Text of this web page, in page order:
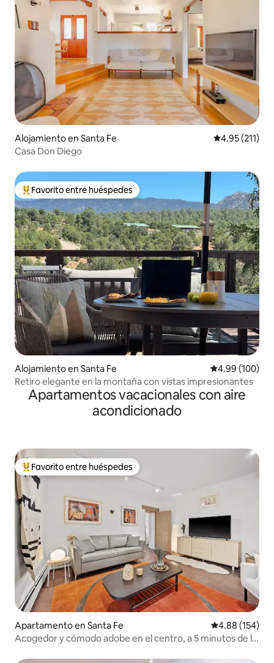
Alojamiento en Santa Fe Calificación
4.95 (211)
Casa Don Diego
Favorito entre huéspedes preferido
Favorito entre huéspedes
Alojamiento en Santa Fe Calificación
4.99 (100)
Retiro elegante en la montaña con vistas impresionantes
Apartamentos vacacionales con aire
acondicionado
Favorito entre huéspedes preferido
Favorito entre huéspedes
Apartamento en Santa Fe Calificación
4.88 (154)
Acogedor y cómodo adobe en el centro, a 5 minutos de la